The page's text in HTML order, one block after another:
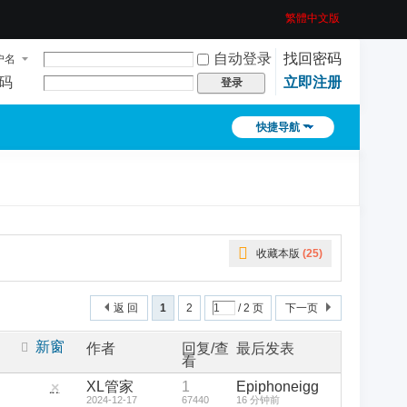
繁體中文版
名 自动登录
找回密码
登录 立即注册
快捷导航
收藏本版 (25)
1 2 / 2 页 下一页
返 回
新窗 作者
回复/查
看
最后发表
隐
XL管家
2024-12-17
1
67440
Epiphoneigg
16 分钟前